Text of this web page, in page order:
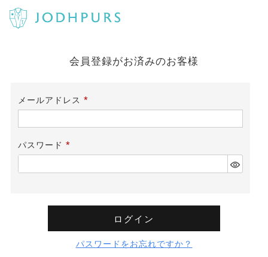
会員登録がお済みのお客様
メールアドレス
須)
パスワード
須)
ログイン
パスワードをお忘れですか？